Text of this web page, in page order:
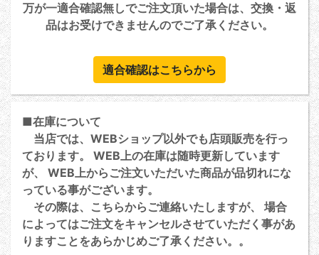
万が一適合確認無しでご注文頂いた場合は、交換・返
品はお受けできませんのでご了承ください。
適合確認はこちらから
■在庫について
当店では、WEBショップ以外でも店頭販売を行っ
ております。 WEB上の在庫は随時更新しています
が、 WEB上からご注文いただいた商品が品切れにな
っている事がございます。
その際は、こちらからご連絡いたしますが、 場合
によってはご注文をキャンセルさせていただく事があ
りますことをあらかじめご了承ください。。